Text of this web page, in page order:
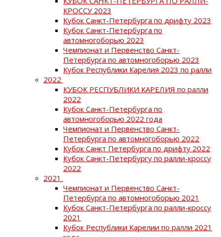
КРОССУ 2023
Кубок Санкт-Петербурга по дрифту 2023
Кубок Санкт-Петербурга по
автомногоборью 2023
Чемпионат и Первенство Санкт-
Петербурга по автомногоборью 2023
Кубок Республики Карелия 2023 по ралли
2022
КУБОК РЕСПУБЛИКИ КАРЕЛИЯ по ралли
2022
Кубок Санкт-Петербурга по
автомногоборью 2022 года
Чемпионат и Первенство Санкт-
Петербурга по автомногоборью 2022
Кубок Санкт Петербурга по дрифту 2022
Кубок Санкт-Петербургу по ралли-кроссу
2022
2021
Чемпионат и Первенство Санкт-
Петербурга по автомногоборью 2021
Кубок Санкт-Петербурга по ралли-кроссу
2021
Кубок Республики Карелии по ралли 2021